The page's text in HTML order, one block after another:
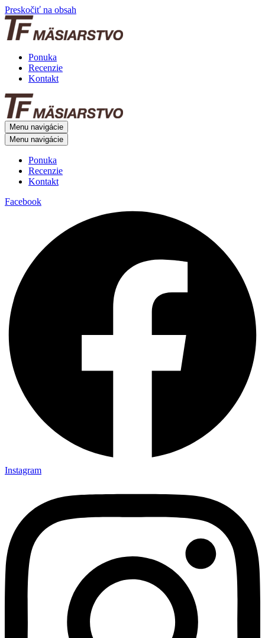
Preskočiť na obsah
Ponuka
Recenzie
Kontakt
Menu navigácie
Menu navigácie
Ponuka
Recenzie
Kontakt
Facebook
Instagram